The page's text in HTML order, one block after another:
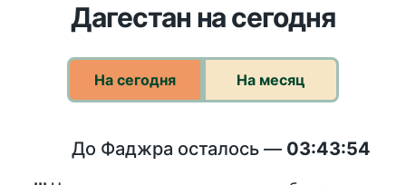
Дагестан на сегодня
На сегодня На месяц
До Фаджра осталось — 03:43:54